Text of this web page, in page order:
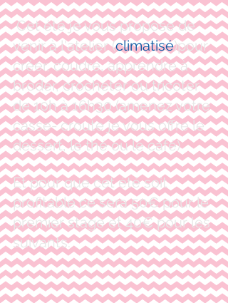
Cet été je vous propose de
venir à l'atelier (climatisé)pour
créer, coudre, apprendre à
broder, crocheter ou tricoter
de 10h à 16h30 (amenez votre
casse- croute je vous offre le
dessert, le thé ou le café)
Et pour que cet été soit
profitable ce sera 50€ pour le
premier stage et 40€ pour les
suivants.